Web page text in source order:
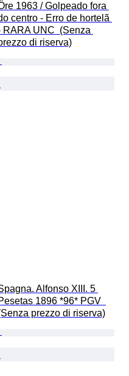
1963 / Golpeado fora
centro - Erro de hortelã
RARA UNC  (Senza
di riserva)
Alfonso XIII. 5
1896 *96* PGV
prezzo di riserva)